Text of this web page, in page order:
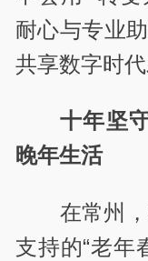
耐心与专业
共享数字时代
十年坚
晚年生活
在常州
支持的“老年